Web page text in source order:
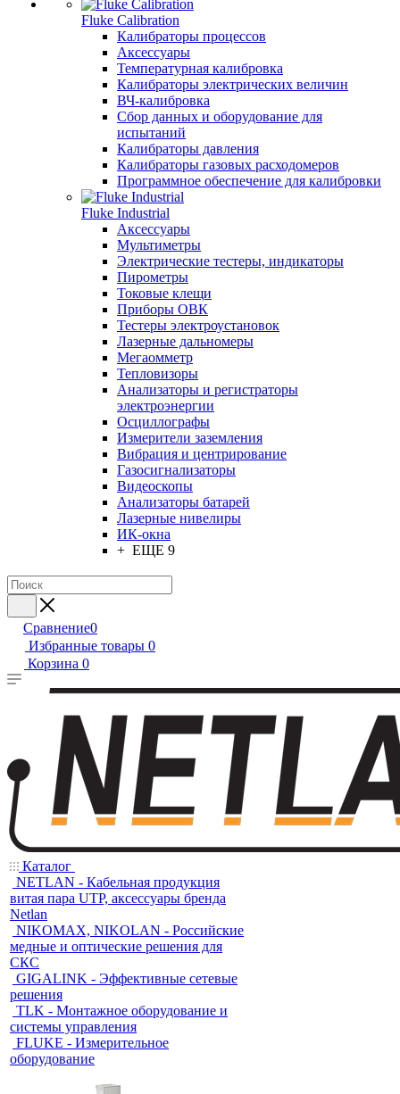
Fluke Calibration
Калибраторы процессов
Аксессуары
Температурная калибровка
Калибраторы электрических величин
ВЧ-калибровка
Сбор данных и оборудование для
испытаний
Калибраторы давления
Калибраторы газовых расходомеров
Программное обеспечение для калибровки
Fluke Industrial
Аксессуары
Мультиметры
Электрические тестеры, индикаторы
Пирометры
Токовые клещи
Приборы ОВК
Тестеры электроустановок
Лазерные дальномеры
Мегаомметр
Тепловизоры
Анализаторы и регистраторы
электроэнергии
Осциллографы
Измерители заземления
Вибрация и центрирование
Газосигнализаторы
Видеоскопы
Анализаторы батарей
Лазерные нивелиры
ИК-окна
+ ЕЩЕ 9
Сравнение0
Избранные товары 0
Корзина 0
Каталог
NETLAN - Кабельная продукция
витая пара UTP, аксессуары бренда
Netlan
NIKOMAX, NIKOLAN - Российские
медные и оптические решения для
СКС
GIGALINK - Эффективные сетевые
решения
TLK - Монтажное оборудование и
системы управления
FLUKE - Измерительное
оборудование